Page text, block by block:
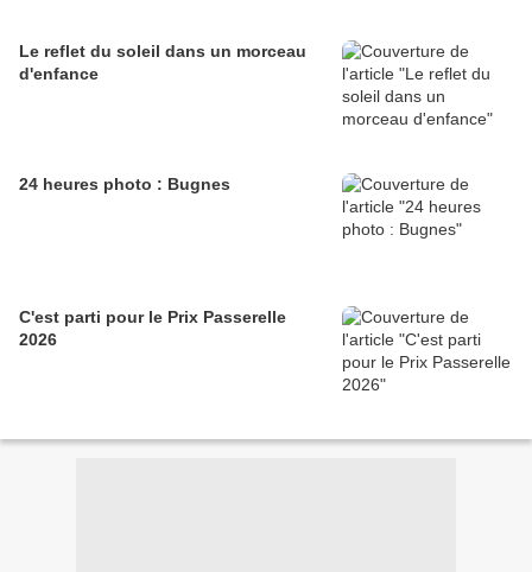
Le reflet du soleil dans un morceau
d'enfance
24 heures photo : Bugnes
C'est parti pour le Prix Passerelle
2026